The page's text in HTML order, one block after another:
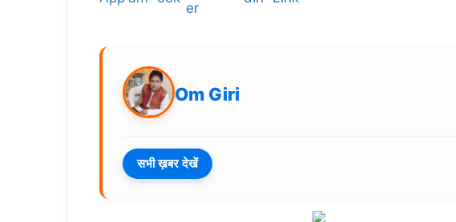
Om Giri
सभी ख़बर देखें